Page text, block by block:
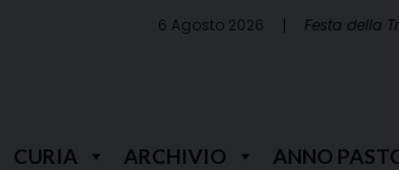
6 Agosto 2026 Festa della
CURIA ARCHIVIO
ANNO